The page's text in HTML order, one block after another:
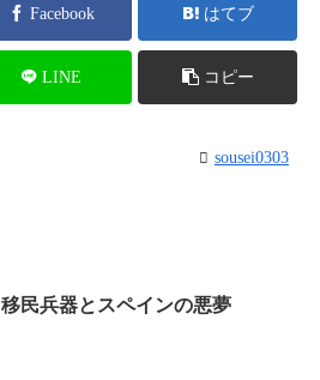
Facebook はてブ
LINE コピー
sousei0303
移民兵器とスペインの悪夢